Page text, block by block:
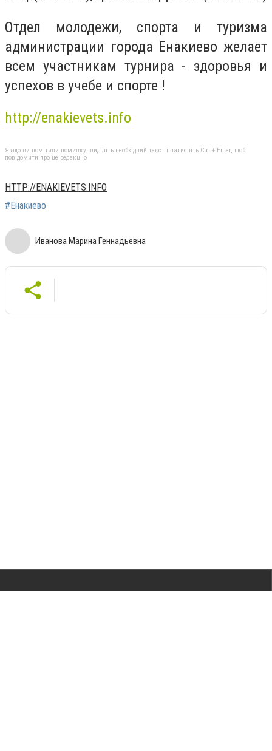
Отдел молодежи, спорта и туризма
администрации города Енакиево желает
всем участникам турнира - здоровья и
успехов в учебе и спорте !
http://enakievets.info
Якщо ви помітили помилку, виділіть необхідний текст і натисніть Ctrl + Enter, щоб
повідомити про це редакцію
HTTP://ENAKIEVETS.INFO
#Енакиево
Иванова Марина Геннадьевна